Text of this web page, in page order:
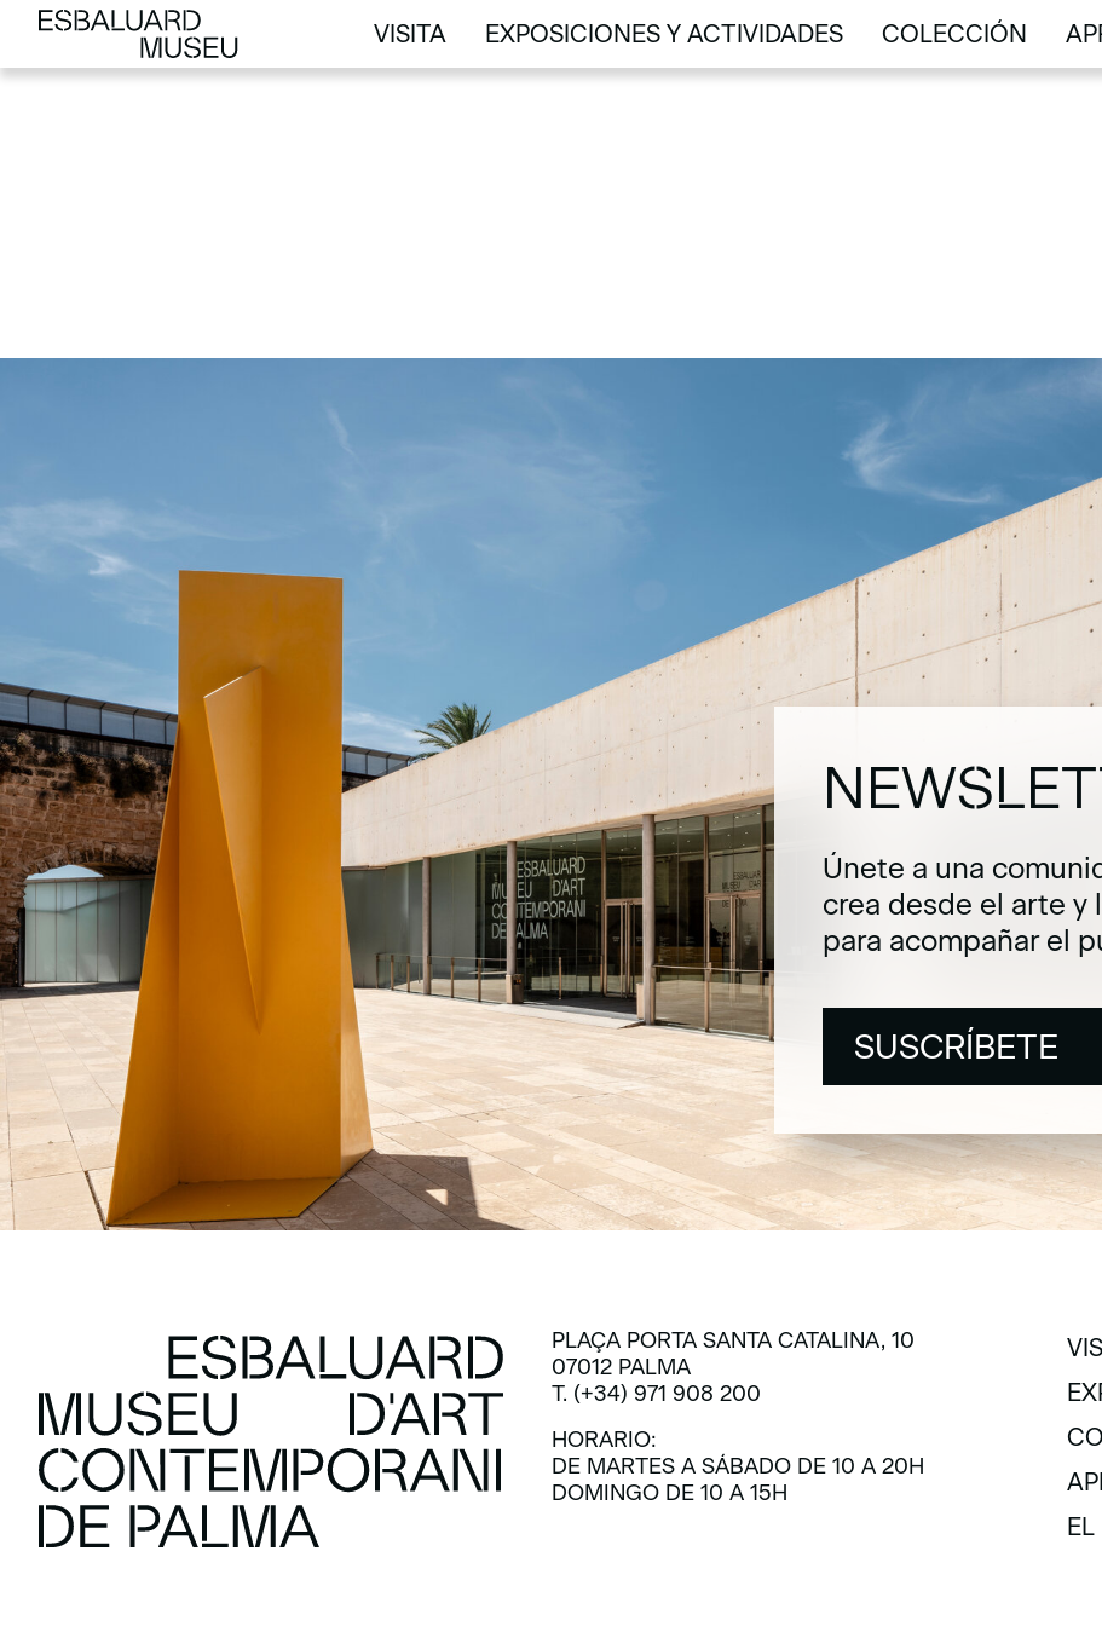
VISITA
VISITA
EXPOSICIONES Y ACTIVIDADES
EXPOSICIONES Y ACTIVIDADES
COLECCIÓN
COLECCIÓN
Únete a una
crea desde el arte
para acompañar el
SUSCRÍBETE
PLAÇA PORTA SANTA CATALINA, 10
07012 PALMA
T. (+34) 971 908 200
HORARIO:
DE MARTES A SÁBADO DE 10 A 20H
DOMINGO DE 10 A 15H
EL